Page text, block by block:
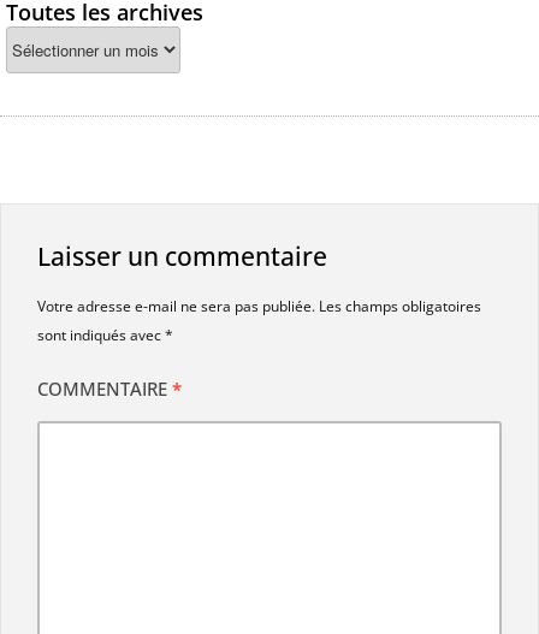
Toutes les archives
Laisser un commentaire
Votre adresse e-mail ne sera pas publiée. Les champs obligatoires
sont indiqués avec*
COMMENTAIRE *